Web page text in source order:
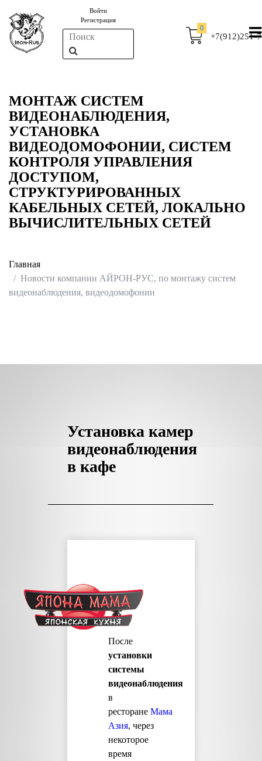
Войти
Регистрация
0
+7(912)251-
МОНТАЖ СИСТЕМ
ВИДЕОНАБЛЮДЕНИЯ,
УСТАНОВКА
ВИДЕОДОМОФОНИИ, СИСТЕМ
КОНТРОЛЯ УПРАВЛЕНИЯ
ДОСТУПОМ,
СТРУКТУРИРОВАННЫХ
КАБЕЛЬНЫХ СЕТЕЙ, ЛОКАЛЬНО
ВЫЧИСЛИТЕЛЬНЫХ СЕТЕЙ
Главная
Новости компании АЙРОН-РУС, по монтажу систем
видеонаблюдения, видеодомофонии
Установка камер
видеонаблюдения
в кафе
После
установки
системы
видеонаблюдения
в
ресторане Мама
Азия, через
некоторое
время